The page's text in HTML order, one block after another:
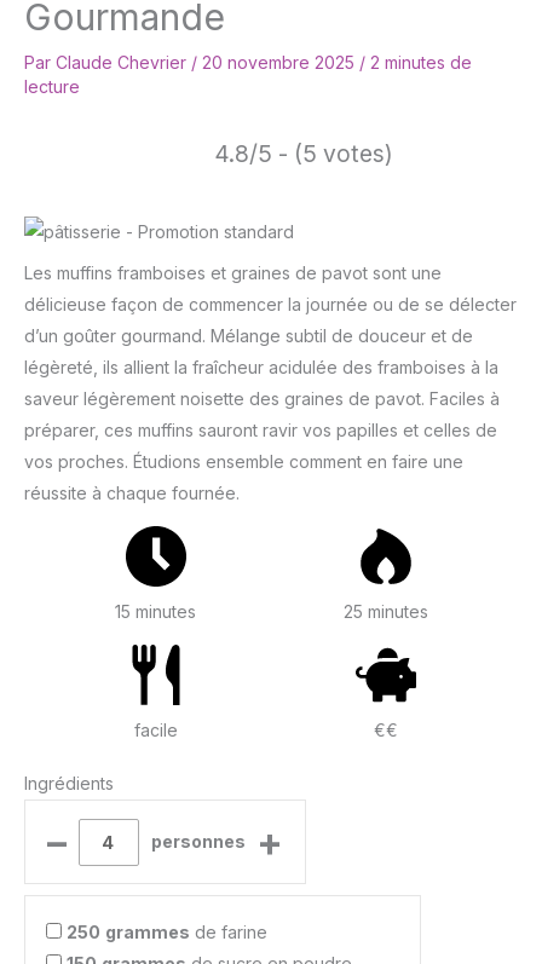
Gourmande
Par Claude Chevrier / 20 novembre 2025 / 2 minutes de
lecture
4.8/5 - (5 votes)
Les muffins framboises et graines de pavot sont une
délicieuse façon de commencer la journée ou de se délecter
d’un goûter gourmand. Mélange subtil de douceur et de
légèreté, ils allient la fraîcheur acidulée des framboises à la
saveur légèrement noisette des graines de pavot. Faciles à
préparer, ces muffins sauront ravir vos papilles et celles de
vos proches. Étudions ensemble comment en faire une
réussite à chaque fournée.
15 minutes 25 minutes
facile €€
Ingrédients
– personnes +
250 grammes de farine